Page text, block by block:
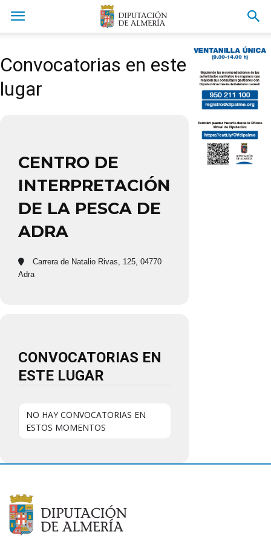
Convocatorias en este
lugar
CENTRO DE
INTERPRETACIÓN
DE LA PESCA DE
ADRA
Carrera de Natalio Rivas, 125, 04770
Adra
CONVOCATORIAS EN
ESTE LUGAR
NO HAY CONVOCATORIAS EN
ESTOS MOMENTOS